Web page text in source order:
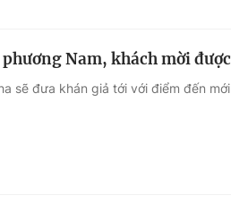
Nam, khách mời
sẽ đưa khán giả tới với điểm đến